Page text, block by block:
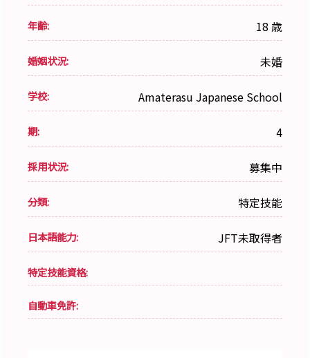
年齢: 18 歳
婚姻状況: 未婚
学校: Amaterasu Japanese School
期: 4
採用状況: 募集中
分類: 特定技能
日本語能力: JFT未取得者
特定技能資格:
自動車免許: